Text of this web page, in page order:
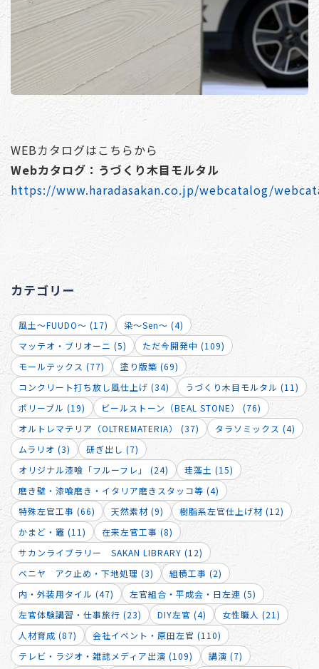
WEBカタログはこちらから
Webカタログ：うづくり木目モルタル
https://www.haradasakan.co.jp/webcatalog/
カテゴリー
風土～FUUDO～ (17)
染～Sen～ (4)
マッテオ・ブリオーニ (5)
ただ今開発中 (109)
モールテックス (77)
塗り版築 (69)
コンクリート打ち放し風仕上げ (34)
うづくり木目モルタル (11)
ポリーブル (19)
ビールストーン（BEAL STONE） (76)
オルトレマテリア（OLTREMATERIA） (37)
タラソミックス (4)
ムラリオ (3)
研ぎ出し (7)
オリジナル漆喰「フルーフレ」 (24)
珪藻土 (15)
磨き壁・漆喰磨き・イタリア磨きスタッコ等 (4)
特殊左官工事 (66)
天然素材 (9)
樹脂系左官仕上げ材 (12)
かまど・竈 (11)
在来左官工事 (8)
サカンライブラリー SAKAN LIBRARY (12)
ベニヤ アク止め・下地処理 (3)
組積工事 (2)
内・外装用タイル (47)
左官組合・平成会・日左連 (5)
左官体験講習・仕事旅行 (23)
DIY左官 (4)
女性職人 (21)
人材育成 (87)
会社イベント・原田左官 (110)
テレビ・ラジオ・雑誌メディア出演 (109)
講演 (7)